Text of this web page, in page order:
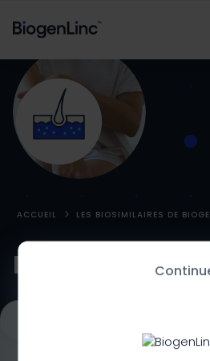
ACCUEIL LES BIOSIMILAIRES DE
Dermatologie